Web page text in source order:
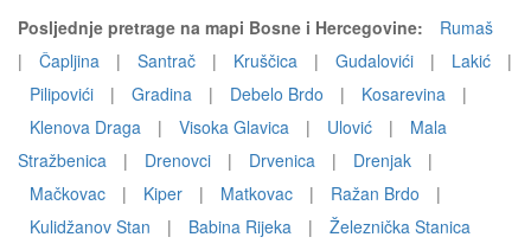
Posljednje pretrage na mapi Bosne i Hercegovine:
Rumaš
|
Čapljina | Santrač | Kruščica | Gudalovići | Lakić
|
Pilipovići
| Gradina | Debelo Brdo | Kosarevina
|
Klenova Draga
| Visoka Glavica | Ulović |
Mala
Stražbenica
| Drenovci | Drvenica | Drenjak
|
Mačkovac
| Kiper | Matkovac | Ražan Brdo
|
Kulidžanov Stan
| Babina Rijeka |
Železnička Stanica